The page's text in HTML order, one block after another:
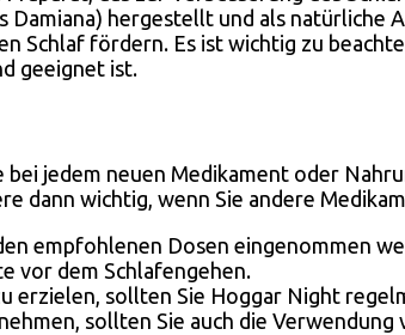
Damiana) hergestellt und als
Schlaf fördern. Es ist wichtig zu
geeignet ist.
bei jedem neuen Medikament oder
dann wichtig, wenn Sie andere
empfohlenen Dosen eingenommen
vor dem Schlafengehen.
erzielen, sollten Sie Hoggar Night
sollten Sie auch die